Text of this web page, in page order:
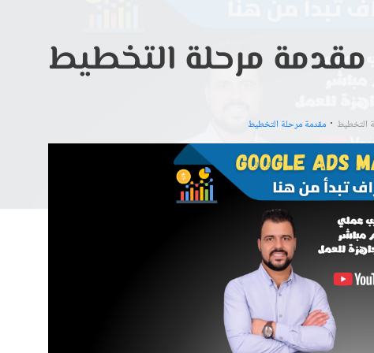
مقدمة مرحلة التخطيط
مقدمة مرحلة التخطيط